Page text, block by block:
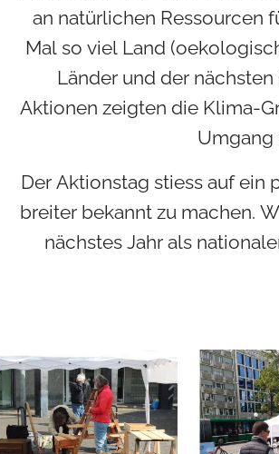
an natürlichen Ressourcen
Mal so viel Land
Länder und der
Aktionen zeigten die Klima-
Umgang
Der Aktionstag stiess auf ein
breiter bekannt zu machen.
nächstes Jahr als